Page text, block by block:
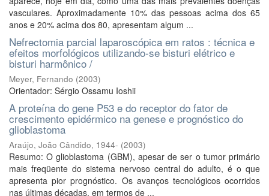
vasculares. Aproximadamente 10% das pessoas acima dos 65
anos e 20% acima dos 80, apresentam algum ...
Nefrectomia parcial laparoscópica em ratos : técnica e
efeitos morfológicos utilizando-se bisturi elétrico e
bisturi harmônico /
Meyer, Fernando (2003)
Orientador: Sérgio Ossamu Ioshii
A proteína do gene P53 e do receptor do fator de
crescimento epidérmico na genese e prognóstico do
glioblastoma
Araújo, João Cândido, 1944- (2003)
Resumo: O glioblastoma (GBM), apesar de ser o tumor primário
mais freqüente do sistema nervoso central do adulto, é o que
apresenta pior prognóstico. Os avanços tecnológicos ocorridos
nas últimas décadas, em termos de ...